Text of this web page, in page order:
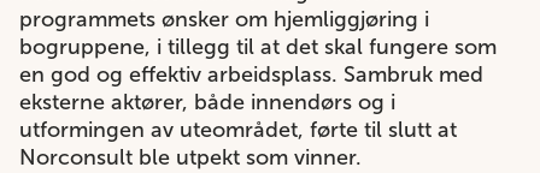
programmets ønsker om hjemliggjøring i
bogruppene, i tillegg til at det skal fungere som
en god og effektiv arbeidsplass. Sambruk med
eksterne aktører, både innendørs og i
utformingen av uteområdet, førte til slutt at
Norconsult ble utpekt som vinner.